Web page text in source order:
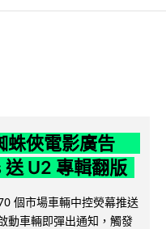
蛛俠電影廣告
U2 專輯翻版
個市場車輛中控熒幕推送
動車輛即彈出通知，觸發